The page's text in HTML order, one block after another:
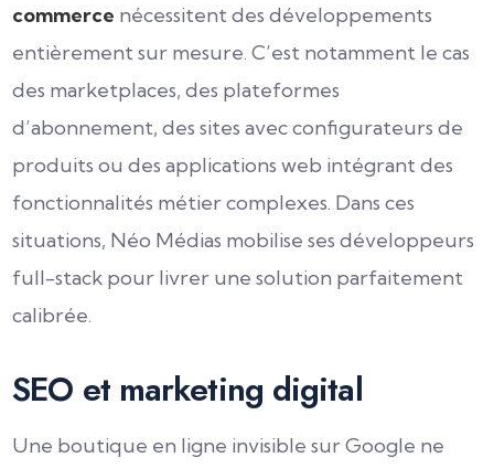
commerce nécessitent des développements
entièrement sur mesure. C’est notamment le cas
des marketplaces, des plateformes
d’abonnement, des sites avec configurateurs de
produits ou des applications web intégrant des
fonctionnalités métier complexes. Dans ces
situations, Néo Médias mobilise ses développeurs
full-stack pour livrer une solution parfaitement
calibrée.
SEO et marketing digital
Une boutique en ligne invisible sur Google ne